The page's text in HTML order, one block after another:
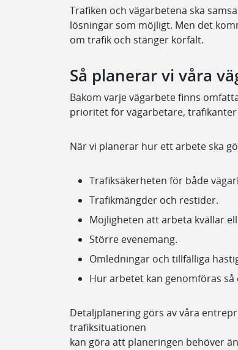
Trafiken och vägarbetena ska
lösningar som möjligt. Men det
om trafik och stänger körfält.
Så planerar vi våra
Bakom varje vägarbete finns
prioritet för vägarbetare,
När vi planerar hur ett arbete ska
Trafiksäkerheten för både
Trafikmängder och restider.
Möjligheten att arbeta kvällar
Större evenemang.
Omledningar och tillfälliga
Hur arbetet kan genomföras
Detaljplanering görs av våra
trafiksituationen
kan göra att planeringen behöver